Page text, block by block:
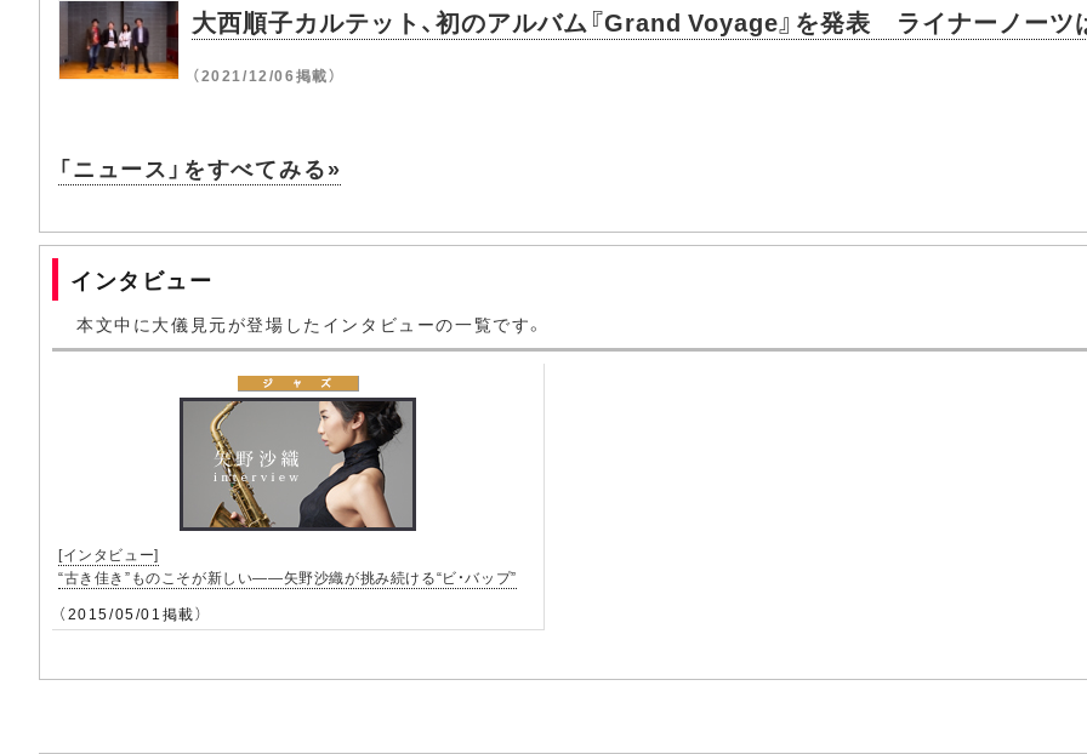
大西順子カルテット、初のアルバム『Grand Voyage』を発表 ライナーノーツ
（2021/12/06掲載）
「ニュース」をすべてみる»
インタビュー
本文中に大儀見元が登場したインタビューの一覧です。
[インタビュー]
“古き佳き”ものこそが新しい――矢野沙織が挑み続ける“ビ・バップ”
（2015/05/01掲載）